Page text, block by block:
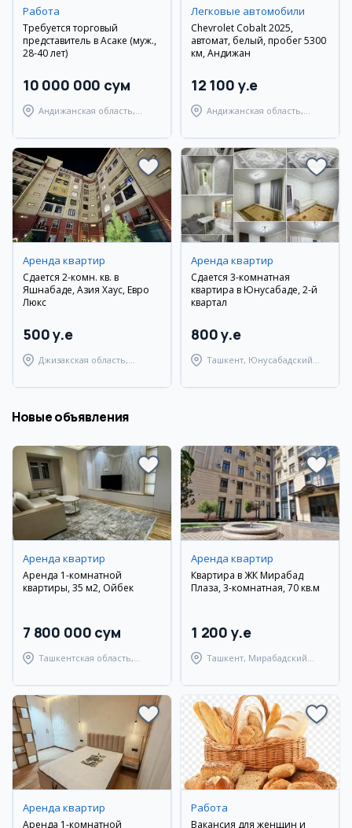
Работа
Требуется торговый
представитель в Асаке (муж.,
28-40 лет)
10 000 000 сум
Андижанская область,
Легковые автомобили
Chevrolet Cobalt 2025,
автомат, белый, пробег 5300
км, Андижан
12 100 y.e
Андижанская область,
Аренда квартир
Сдается 2-комн. кв. в
Яшнабаде, Азия Хаус, Евро
Люкс
500 y.e
Джизакская область,
Аренда квартир
Сдается 3-комнатная
квартира в Юнусабаде, 2-й
квартал
800 y.e
Ташкент, Юнусабадский
Новые объявления
Аренда квартир
Аренда 1-комнатной
квартиры, 35 м2, Ойбек
7 800 000 сум
Ташкентская область,
Аренда квартир
Квартира в ЖК Мирабад
Плаза, 3-комнатная, 70 кв.м
1 200 y.e
Ташкент, Мирабадский
Аренда квартир
Аренда 1-комнатной
Работа
Вакансия для женщин и